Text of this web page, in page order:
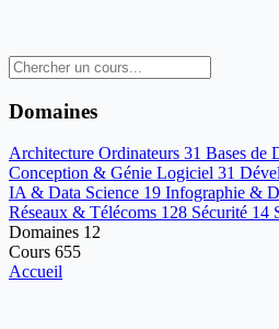
Domaines
Architecture Ordinateurs 31 Bases de
Conception & Génie Logiciel 31
IA & Data Science 19 Infographie &
Réseaux & Télécoms 128 Sécurité 14
Domaines 12
Cours 655
Accueil